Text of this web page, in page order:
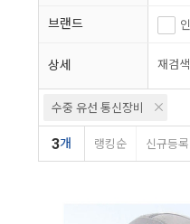
브랜드
상세 재검색
수중 유선 통신장비
3개 랭킹순 신규등